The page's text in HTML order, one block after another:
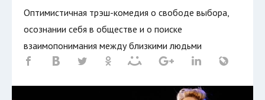
Оптимистичная трэш-комедия о свободе выбора,
осознании себя в обществе и о поиске
взаимопонимания между близкими людьми